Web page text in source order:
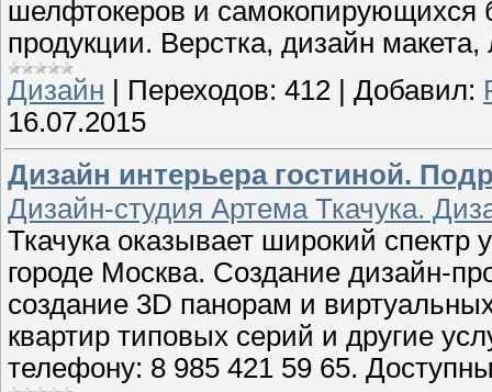
шелфтокеров и самокопирующихся
продукции. Верстка, дизайн
Дизайн
Переходов: 412 Добавил:
16.07.2015
Дизайн интерьера гостиной.
Дизайн-студия Артема Ткачука.
Ткачука оказывает широкий
городе Москва. Создание дизайн-
создание 3D панорам и
квартир типовых серий и другие
телефону: 8 985 421 59 65.